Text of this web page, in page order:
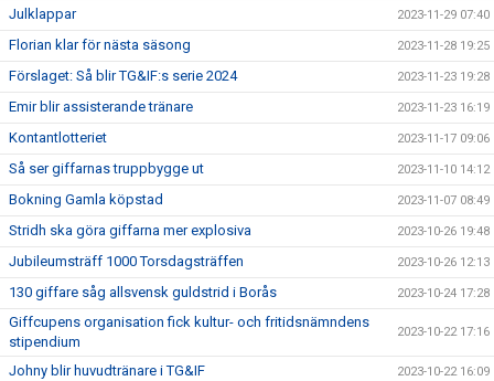
Julklappar 2023-11-29 07:40
Florian klar för nästa säsong 2023-11-28 19:25
Förslaget: Så blir TG&IF:s serie 2024 2023-11-23 19:28
Emir blir assisterande tränare 2023-11-23 16:19
Kontantlotteriet 2023-11-17 09:06
Så ser giffarnas truppbygge ut 2023-11-10 14:12
Bokning Gamla köpstad 2023-11-07 08:49
Stridh ska göra giffarna mer explosiva 2023-10-26 19:48
Jubileumsträff 1000 Torsdagsträffen 2023-10-26 12:13
130 giffare såg allsvensk guldstrid i Borås 2023-10-24 17:28
Giffcupens organisation fick kultur- och fritidsnämndens
stipendium
2023-10-22 17:16
Johny blir huvudtränare i TG&IF 2023-10-22 16:09